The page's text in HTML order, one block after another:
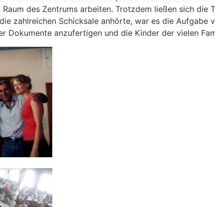
des Zentrums arbeiten. Trotzdem ließen sich die
zahlreichen Schicksale anhörte, war es die
Dokumente anzufertigen und die Kinder der vielen